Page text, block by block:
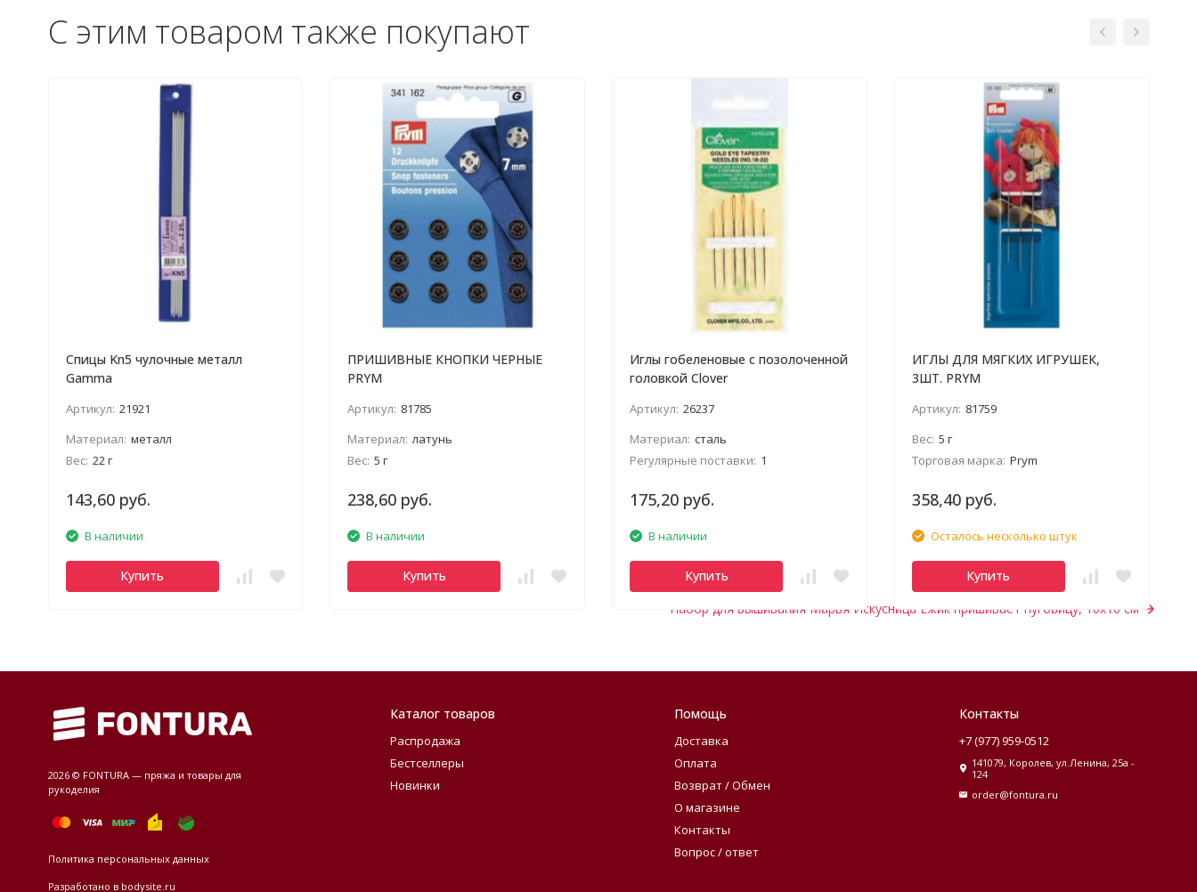
С этим товаром также покупают
Спицы Kn5 чулочные металл
Gamma
Артикул: 21921
Материал: металл
Вес: 22 г
143,60 руб.
В наличии
Купить
ПРИШИВНЫЕ КНОПКИ ЧЕРНЫЕ
PRYM
Артикул: 81785
Материал: латунь
Вес: 5 г
238,60 руб.
В наличии
Купить
Иглы гобеленовые с позолоченной
головкой Clover
Артикул: 26237
Материал: сталь
Регулярные поставки: 1
175,20 руб.
В наличии
Купить
ИГЛЫ ДЛЯ МЯГКИХ ИГРУШЕК,
3ШТ. PRYM
Артикул: 81759
Вес: 5 г
Торговая марка: Prym
358,40 руб.
Осталось несколько штук
Купить
Набор для вышивания Марья Искусница Ежик пришивает пуговицу, 10х10 см
2026 © FONTURA — пряжа и товары для
рукоделия
Политика персональных данных
Разработано в bodysite.ru
Каталог товаров
Распродажа
Бестселлеры
Новинки
Помощь
Доставка
Оплата
Возврат / Обмен
О магазине
Контакты
Вопрос / ответ
Контакты
+7 (977) 959-0512
141079, Королев, ул.Ленина, 25а -
124
order@fontura.ru